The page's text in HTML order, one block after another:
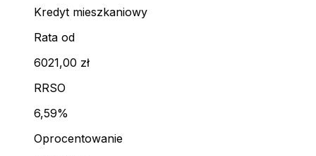
Kredyt mieszkaniowy
Rata od
6021,00 zł
RRSO
6,59%
Oprocentowanie